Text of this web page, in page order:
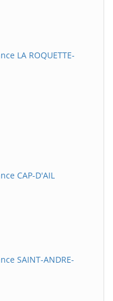
LA ROQUETTE-
CAP-D'AIL
SAINT-ANDRE-